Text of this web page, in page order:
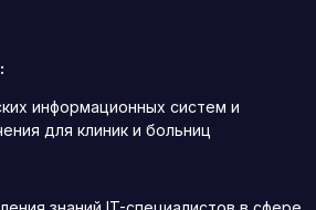
информационных систем и
для клиник и больниц